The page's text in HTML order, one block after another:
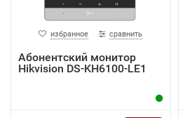
избранное сравнить
Абонентский монитор
Hikvision DS-KH6100-LE1